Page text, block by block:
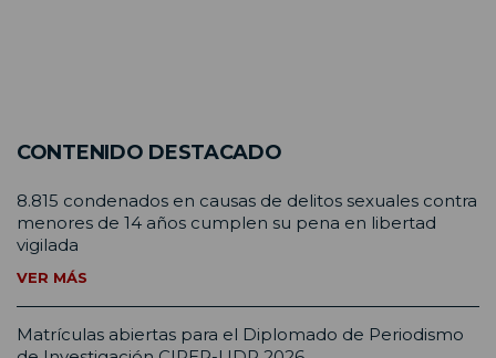
CONTENIDO DESTACADO
8.815 condenados en causas de delitos sexuales contra
menores de 14 años cumplen su pena en libertad
vigilada
VER MÁS
Matrículas abiertas para el Diplomado de Periodismo